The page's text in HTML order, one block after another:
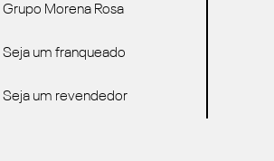
Grupo Morena Rosa
Seja um franqueado
Seja um revendedor